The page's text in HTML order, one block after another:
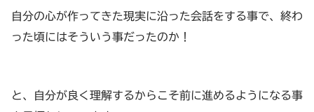
自分の心が作ってきた現実に沿った会話をする事で、終わ
った頃にはそういう事だったのか！
と、自分が良く理解するからこそ前に進めるようになる事